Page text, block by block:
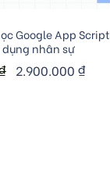
to cart
Google App Script
dụng nhân sự
2.900.000 ₫